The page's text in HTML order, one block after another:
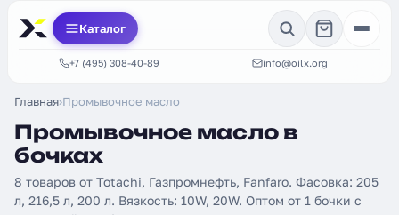
Каталог
+7 (495) 308-40-89 info@oilx.org
Главная›Промывочное масло
Промывочное масло в
бочках
8 товаров от Totachi, Газпромнефть, Fanfaro. Фасовка: 205
л, 216,5 л, 200 л. Вязкость: 10W, 20W. Оптом от 1 бочки с